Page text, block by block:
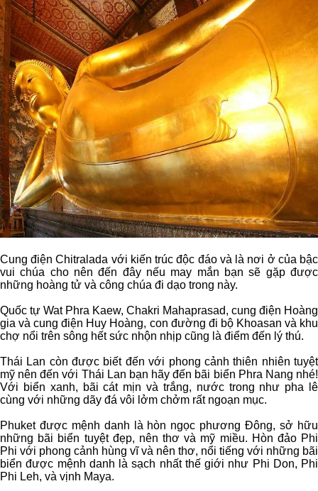
Cung điện Chitralada với kiến trúc độc đáo và là nơi ở của bậc
vui chúa cho nên đến đây nếu may mắn bạn sẽ gặp được
những hoàng tử và công chúa đi dạo trong này.
Quốc tự Wat Phra Kaew, Chakri Mahaprasad, cung điện Hoàng
gia và cung điện Huy Hoàng, con đường đi bộ Khoasan và khu
chợ nổi trên sông hết sức nhộn nhịp cũng là điểm đến lý thú.
Thái Lan còn được biết đến với phong cảnh thiên nhiên tuyệt
mỹ nên đến với Thái Lan bạn hãy đến bãi biển Phra Nang nhé!
Với biển xanh, bãi cát mịn và trắng, nước trong như pha lê
cùng với những dãy đá vôi lởm chởm rất ngoạn mục.
Phuket được mệnh danh là hòn ngọc phương Đông, sở hữu
những bãi biển tuyệt đẹp, nên thơ và mỹ miều. Hòn đảo Phi
Phi với phong cảnh hùng vĩ và nên thơ, nổi tiếng với những bãi
biển được mệnh danh là sạch nhất thế giới như Phi Don, Phi
Phi Leh, và vịnh Maya.